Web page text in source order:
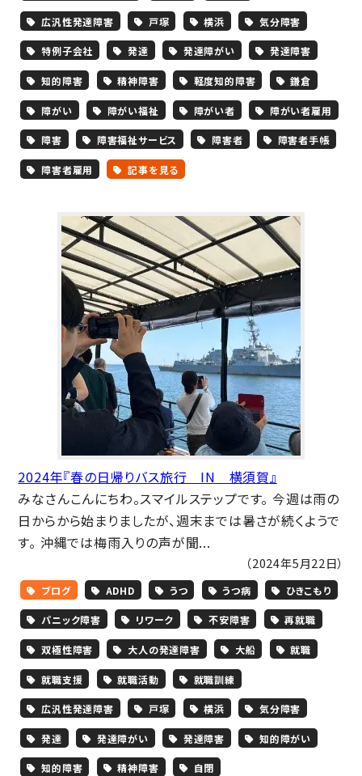
広汎性発達障害 戸塚 横浜 気分障害
特例子会社 発達 発達障がい 発達障害
知的障害 精神障害 軽度知的障害 鎌倉
障がい 障がい福祉 障がい者 障がい者雇用
障害 障害福祉サービス 障害者 障害者手帳
障害者雇用 記事を見る
2024年『春の日帰りバス旅行 IN 横須賀』
みなさんこんにちわ。スマイルステップです。 今週は雨の
日からから始まりましたが、週末までは暑さが続くようで
す。 沖縄では梅雨入りの声が聞...
（2024年5月22日）
ブログ ADHD うつ うつ病 ひきこもり
パニック障害 リワーク 不安障害 再就職
双極性障害 大人の発達障害 大船 就職
就職支援 就職活動 就職訓練
広汎性発達障害 戸塚 横浜 気分障害
発達 発達障がい 発達障害 知的障がい
知的障害 精神障害 自閉